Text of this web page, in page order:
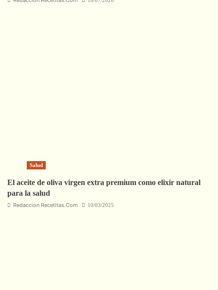
Salud
El aceite de oliva virgen extra premium como elixir natural
para la salud
Redaccion Recetitas.Com 10/03/2025